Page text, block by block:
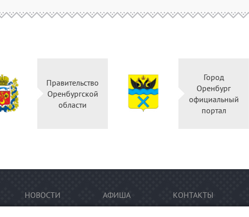
Правительство
Оренбургской
области
Город
Оренбург
официальный
портал
НОВОСТИ АФИША КОНТАКТЫ